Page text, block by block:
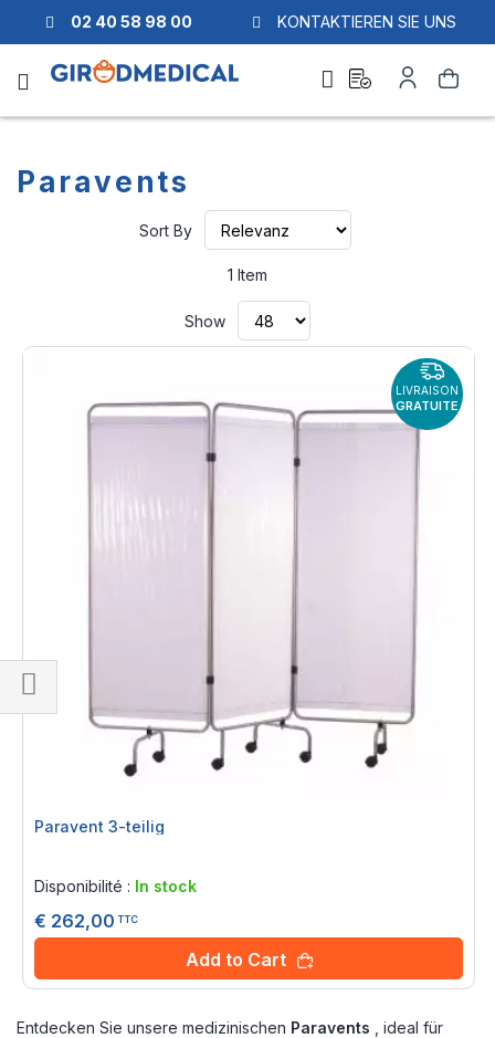
02 40 58 98 00 KONTAKTIEREN SIE UNS
Search
quote
Account
Paravents
Sort By
1 Item
Show
LIVRAISON
GRATUITE
Paravent 3-teilig
Disponibilité : In stock
€ 262,00 TTC
Add to Cart
Entdecken Sie unsere medizinischen Paravents
, ideal für
Shop